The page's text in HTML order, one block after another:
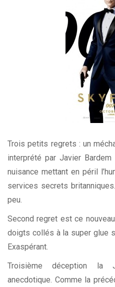
Trois petits regrets : un
interprété par Javier
nuisance mettant en péril
services secrets
peu.
Second regret est ce
doigts collés à la super glue
Exaspérant.
Troisième déception la
anecdotique. Comme la